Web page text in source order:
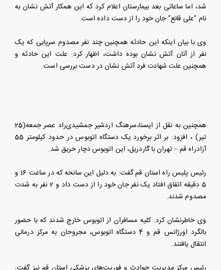
شد، اما ساعاتی بعد بیمارستان اعلام کرد که این همکار آتش نشان به
نام "علی قانع" جان خود را از دست داده است.
وی با بیان اینکه این حادثه همچنین چند نفر مصدوم سرپایی که یک
نفر از آنان آتش نشان بوده داشت، اظهار کرد: علت این حادثه و
همچنین علت شهادت فرد آتش نشان در دست بررسی است.
همچنین
به نقل از ایسنا،​سرهنگ اردشیر جمشیدی‌راد عصر جمعه(25
تیر) ، افزود: بر اثر برخورد یک دستگاه اتوبوس در حدود کیلومتر 55
آزادراه قم – تهران با گاردریل، این اتوبوس دچار حریق شد.
رئیس پلیس راه استان قم گفت: به دلیل این سانحه که در ساعت 16 و
5 دقیقه اتفاق افتاد یک نفر جان خود را از دست داد و 2 نفر به شدت
مصدوم شدند.
وی خاطرنشان کرد: کلیه مسافران از اتوبوس خارج شدند که با حضور
بالگرد اورژانس قم و 4 دستگاه اتوبوس، مجروحان به مرکز درمانی
انتقال یافتند.